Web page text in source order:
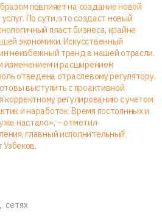
повлияет на создание новой
По сути, это создаст новый
пласт бизнеса, крайне
экономики. Искусственный
неизбежный тренд в нашей отрасли.
изменением и расширением
отведена отраслевому регулятору.
выступить с проактивной
корректному регулированию с учетом
и наработок. Время постоянных и
настало», – отметил
главный исполнительный
сетях